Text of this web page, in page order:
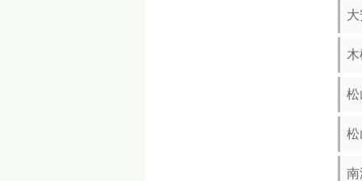
松
松
南